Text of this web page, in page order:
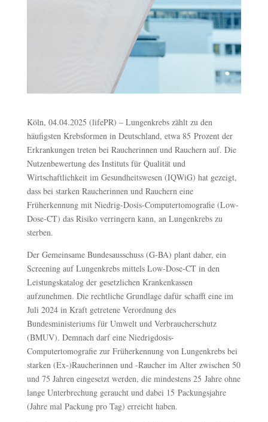
Köln, 04.04.2025 (lifePR) – Lungenkrebs zählt zu den
häufigsten Krebsformen in Deutschland, etwa 85 Prozent der
Erkrankungen treten bei Raucherinnen und Rauchern auf. Die
Nutzenbewertung des Instituts für Qualität und
Wirtschaftlichkeit im Gesundheitswesen (IQWiG) hat gezeigt,
dass bei starken Raucherinnen und Rauchern eine
Früherkennung mit Niedrig-Dosis-Computertomografie (Low-
Dose-CT) das Risiko verringern kann, an Lungenkrebs zu
sterben.
Der Gemeinsame Bundesausschuss (G-BA) plant daher, ein
Screening auf Lungenkrebs mittels Low-Dose-CT in den
Leistungskatalog der gesetzlichen Krankenkassen
aufzunehmen. Die rechtliche Grundlage dafür schafft eine im
Juli 2024 in Kraft getretene Verordnung des
Bundesministeriums für Umwelt und Verbraucherschutz
(BMUV). Demnach darf eine Niedrigdosis-
Computertomografie zur Früherkennung von Lungenkrebs bei
starken (Ex-)Raucherinnen und -Raucher im Alter zwischen 50
und 75 Jahren eingesetzt werden, die mindestens 25 Jahre ohne
lange Unterbrechung geraucht und dabei 15 Packungsjahre
(Jahre mal Packung pro Tag) erreicht haben.